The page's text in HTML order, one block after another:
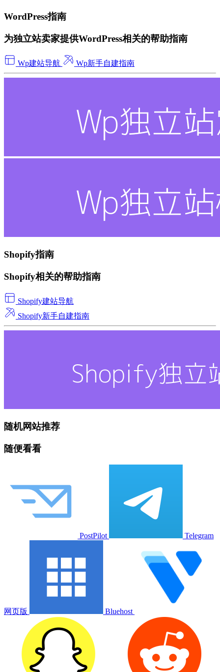
WordPress指南
为独立站卖家提供WordPress相关的帮助指南
Wp建站导航 Wp新手自建指南
Shopify指南
Shopify相关的帮助指南
Shopify建站导航
Shopify新手自建指南
随机网站推荐
随便看看
PostPilot Telegram
网页版 Bluehost